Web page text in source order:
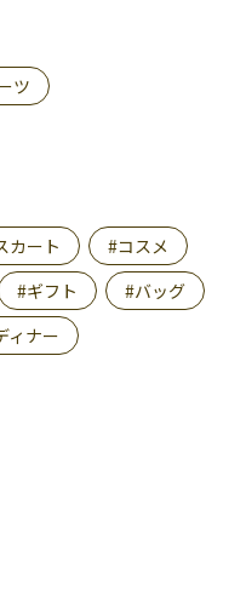
ツ
カート
#コスメ
#ギフト
#バッグ
ィナー